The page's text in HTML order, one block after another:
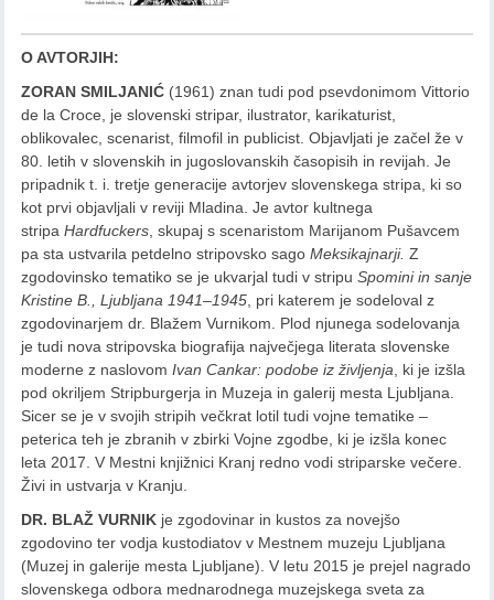
O AVTORJIH:
ZORAN SMILJANIĆ (1961) znan tudi pod psevdonimom Vittorio
de la Croce, je slovenski stripar, ilustrator, karikaturist,
oblikovalec, scenarist, filmofil in publicist. Objavljati je začel že v
80. letih v slovenskih in jugoslovanskih časopisih in revijah. Je
pripadnik t. i. tretje generacije avtorjev slovenskega stripa, ki so
kot prvi objavljali v reviji Mladina. Je avtor kultnega
stripaHardfuckers , skupaj s scenaristom Marijanom Pušavcem
pa sta ustvarila petdelno stripovsko sagoMeksikajnarji. Z
zgodovinsko tematiko se je ukvarjal tudi v stripuSpomini in sanje
Kristine B., Ljubljana 1941–1945 , pri katerem je sodeloval z
zgodovinarjem dr. Blažem Vurnikom. Plod njunega sodelovanja
je tudi nova stripovska biografija največjega literata slovenske
moderne z naslovomIvan Cankar: podobe iz življenja , ki je izšla
pod okriljem Stripburgerja in Muzeja in galerij mesta Ljubljana.
Sicer se je v svojih stripih večkrat lotil tudi vojne tematike –
peterica teh je zbranih v zbirki Vojne zgodbe, ki je izšla konec
leta 2017. V Mestni knjižnici Kranj redno vodi striparske večere.
Živi in ustvarja v Kranju.
DR. BLAŽ VURNIK je zgodovinar in kustos za novejšo
zgodovino ter vodja kustodiatov v Mestnem muzeju Ljubljana
(Muzej in galerije mesta Ljubljane). V letu 2015 je prejel nagrado
slovenskega odbora mednarodnega muzejskega sveta za